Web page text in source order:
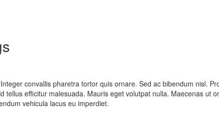
convallis pharetra tortor quis ornare. Sed ac bibendum nisl.
tellus efficitur malesuada. Mauris eget volutpat nulla. Maecenas ut
vehicula lacus eu imperdiet.